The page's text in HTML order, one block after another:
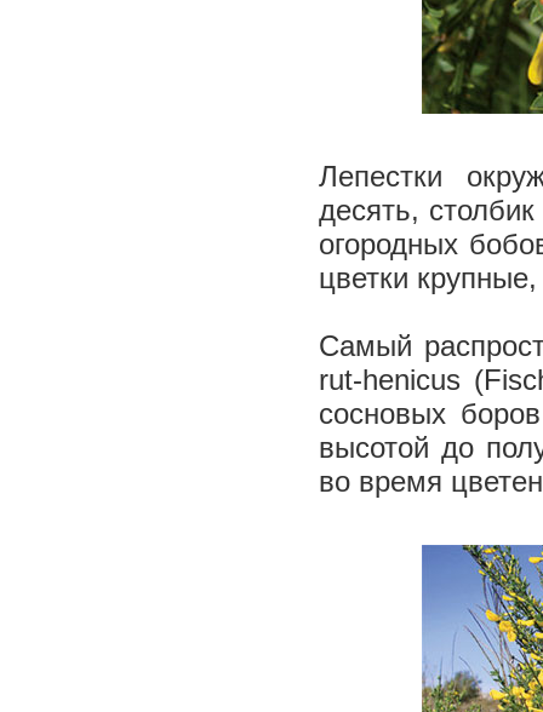
Лепестки
десять,
огородных
цветки
Самый
rut-henicus
сосновых
высотой до
во время